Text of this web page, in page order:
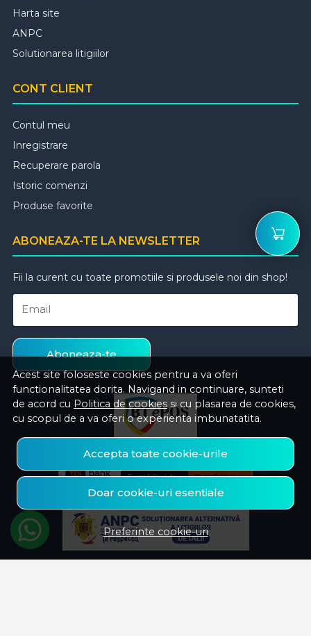
Acest site foloseste cookies pentru a va oferi
functionalitatea dorita. Navigand in continuare, sunteti
de acord cu Politica de cookies si cu plasarea de cookies,
cu scopul de a va oferi o experienta imbunatatita.
Accepta toate cookie-urile
Doar cookie-uri esentiale
Preferinte cookie-uri
Harta site
ANPC
Solutionarea litigiilor
CONT CLIENT
Contul meu
Inregistrare
Recuperare parola
Istoric comenzi
Produse favorite
ABONEAZA-TE LA NEWSLETTER
Fii la curent cu toate promotiile si produsele noi din shop!
Email
Aboneaza-te